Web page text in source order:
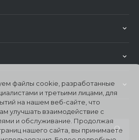
файлы cookie, разработанные
и третьими лицами, для
на нашем веб-сайте, что
улучшать взаимодействие с
и обслуживание. Продолжая
нашего сайта, вы принимаете